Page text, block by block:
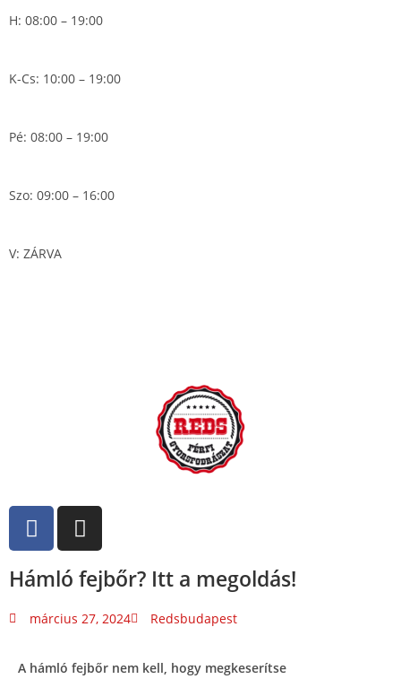
H: 08:00 – 19:00
K-Cs: 10:00 – 19:00
Pé: 08:00 – 19:00
Szo: 09:00 – 16:00
V: ZÁRVA
Hámló fejbőr? Itt a megoldás!
március 27, 2024 Redsbudapest
A hámló fejbőr nem kell, hogy megkeserítse